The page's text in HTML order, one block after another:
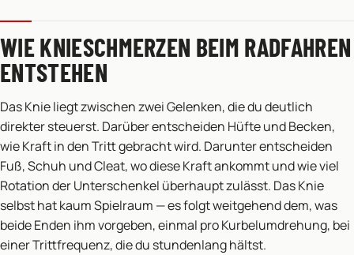
WIE KNIESCHMERZEN BEIM RADFAHREN
ENTSTEHEN
Das Knie liegt zwischen zwei Gelenken, die du deutlich
direkter steuerst. Darüber entscheiden Hüfte und Becken,
wie Kraft in den Tritt gebracht wird. Darunter entscheiden
Fuß, Schuh und Cleat, wo diese Kraft ankommt und wie viel
Rotation der Unterschenkel überhaupt zulässt. Das Knie
selbst hat kaum Spielraum — es folgt weitgehend dem, was
beide Enden ihm vorgeben, einmal pro Kurbelumdrehung, bei
einer Trittfrequenz, die du stundenlang hältst.